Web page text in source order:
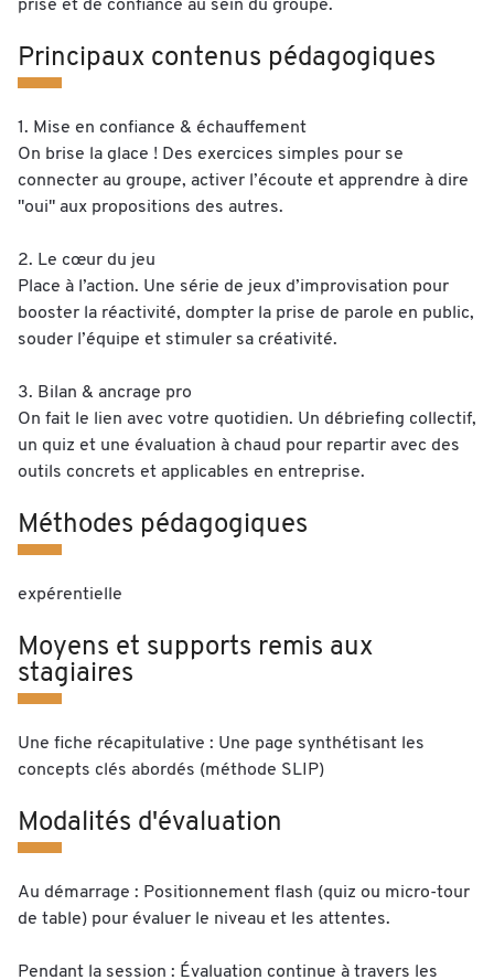
prise et de confiance au sein du groupe.
Principaux contenus pédagogiques
1. Mise en confiance & échauffement
On brise la glace ! Des exercices simples pour se
connecter au groupe, activer l’écoute et apprendre à dire
"oui" aux propositions des autres.
2. Le cœur du jeu
Place à l’action. Une série de jeux d’improvisation pour
booster la réactivité, dompter la prise de parole en public,
souder l’équipe et stimuler sa créativité.
3. Bilan & ancrage pro
On fait le lien avec votre quotidien. Un débriefing collectif,
un quiz et une évaluation à chaud pour repartir avec des
outils concrets et applicables en entreprise.
Méthodes pédagogiques
expérentielle
Moyens et supports remis aux
stagiaires
Une fiche récapitulative : Une page synthétisant les
concepts clés abordés (méthode SLIP)
Modalités d'évaluation
Au démarrage : Positionnement flash (quiz ou micro-tour
de table) pour évaluer le niveau et les attentes.
Pendant la session : Évaluation continue à travers les